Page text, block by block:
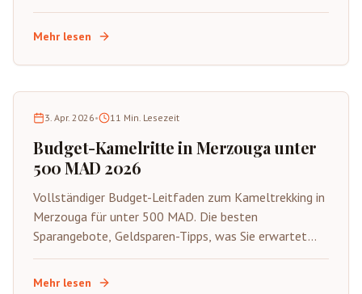
Gelände, Sicherheitstipps und spannende
Abenteueraktivitäten in der Sahara.
Mehr lesen
3. Apr. 2026• 11 Min. Lesezeit
Budget-Kamelritte in Merzouga unter
500 MAD 2026
Vollständiger Budget-Leitfaden zum Kameltrekking in
Merzouga für unter 500 MAD. Die besten
Sparangebote, Geldsparen-Tipps, was Sie erwartet
und wie Sie die authentische Sahara mit kleinerem
Budget genießen.
Mehr lesen